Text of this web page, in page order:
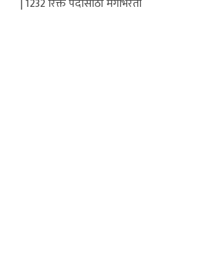
| 1232 रिक्त पदांसाठी मेगाभरती